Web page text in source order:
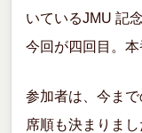
いているJMU 記
今回が四回目。本
参加者は、今ま
席順も決まりまし